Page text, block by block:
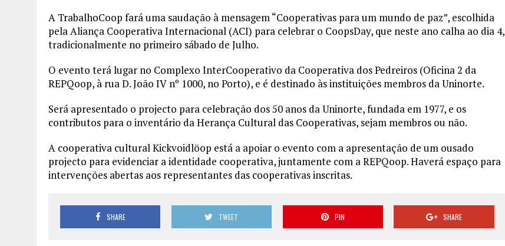
A TrabalhoCoop fará uma saudação à mensagem “Cooperativas para um mundo de paz”, escolhida
pela Aliança Cooperativa Internacional (ACI) para celebrar o CoopsDay, que neste ano calha ao dia 4,
tradicionalmente no primeiro sábado de Julho.
O evento terá lugar no Complexo InterCooperativo da Cooperativa dos Pedreiros (Oficina 2 da
REPQoop, à rua D. João IV nº 1000, no Porto), e é destinado às instituições membros da Uninorte.
Será apresentado o projecto para celebração dos 50 anos da Uninorte, fundada em 1977, e os
contributos para o inventário da Herança Cultural das Cooperativas, sejam membros ou não.
A cooperativa cultural Kickvoidlöop está a apoiar o evento com a apresentação de um ousado
projecto para evidenciar a identidade cooperativa, juntamente com a REPQoop. Haverá espaço para
intervenções abertas aos representantes das cooperativas inscritas.
SHARE TWEET PIN SHARE